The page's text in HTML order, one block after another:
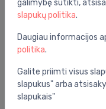
- EasyReach
- StarLight chromo
lengvai valoma
Bendrosios
Funkcionalumas:
galimybę sutikti,
slapukų politika.
Daugiau informacijos
politika.
Galite priimti visus
slapukus" arba
slapukais"